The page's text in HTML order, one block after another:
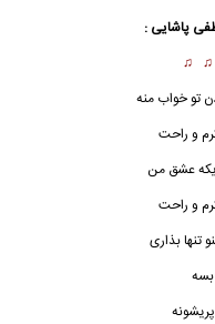
پاشایی :
♫ ♫
تو خواب منه
و راحت
عشق من
و راحت
تنها بذاری